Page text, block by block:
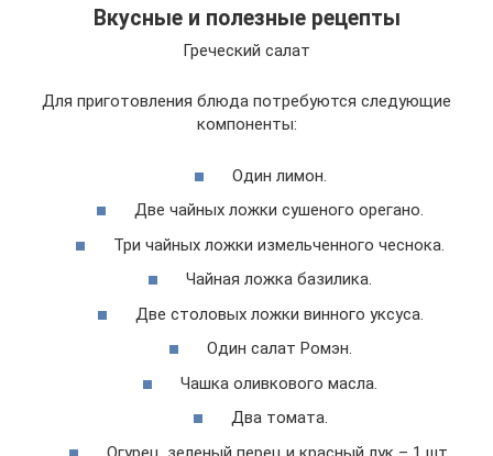
Вкусные и полезные рецепты
Греческий салат
Для приготовления блюда потребуются следующие
компоненты:
Один лимон.
Две чайных ложки сушеного орегано.
Три чайных ложки измельченного чеснока.
Чайная ложка базилика.
Две столовых ложки винного уксуса.
Один салат Ромэн.
Чашка оливкового масла.
Два томата.